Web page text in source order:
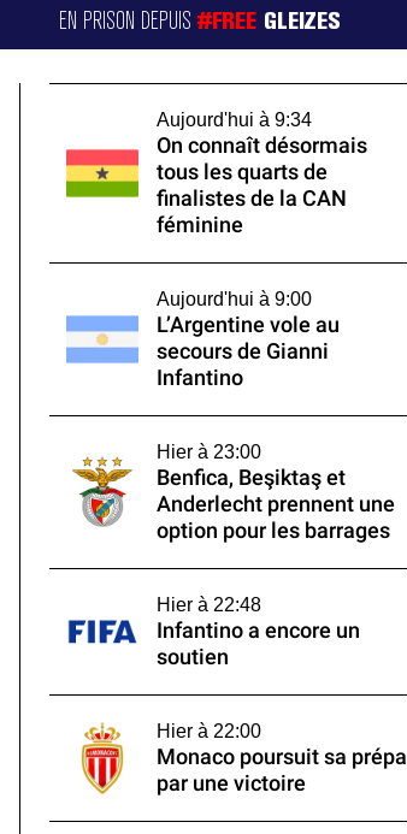
EN PRISON DEPUIS#FREE GLEIZES
Aujourd'hui à 9:34
On connaît désormais
tous les quarts de
finalistes de la CAN
féminine
Aujourd'hui à 9:00
L’Argentine vole au
secours de Gianni
Infantino
Hier à 23:00
Benfica, Beşiktaş et
Anderlecht prennent une
option pour les barrages
Hier à 22:48
Infantino a encore un
soutien
Hier à 22:00
Monaco poursuit sa prépa
par une victoire